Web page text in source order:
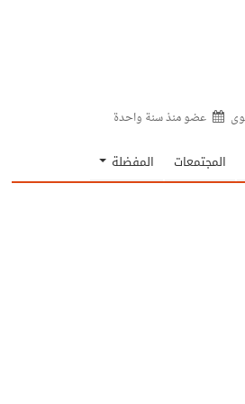
عضو منذسنة واحدة
المجتمعات المفضلة